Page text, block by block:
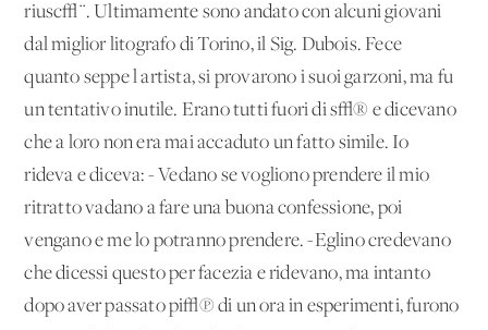
riusc√¨. Ultimamente sono andato con alcuni giovani
dal miglior litografo di Torino, il Sig. Dubois. Fece
quanto seppe l'artista, si provarono i suoi garzoni, ma fu
un tentativo inutile. Erano tutti fuori di s√® e dicevano
che a loro non era mai accaduto un fatto simile. Io
rideva e diceva: - Vedano se vogliono prendere il mio
ritratto vadano a fare una buona confessione, poi
vengano e me lo potranno prendere. -Eglino credevano
che dicessi questo per facezia e ridevano, ma intanto
dopo aver passato pi√π di un'ora in esperimenti, furono